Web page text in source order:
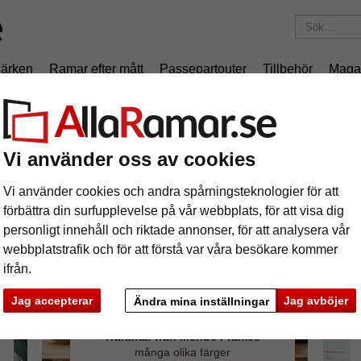
Vi använder oss av cookies
Vi använder cookies och andra spårningsteknologier för att
förbättra din surfupplevelse på vår webbplats, för att visa dig
personligt innehåll och riktade annonser, för att analysera vår
webbplatstrafik och för att förstå var våra besökare kommer
ifrån.
Jag accepterar Jag avböjer
Ändra mina inställningar
Ramar efter mått Passepartouter Tillbehör
Träramar från Mende Frames
många olika färger